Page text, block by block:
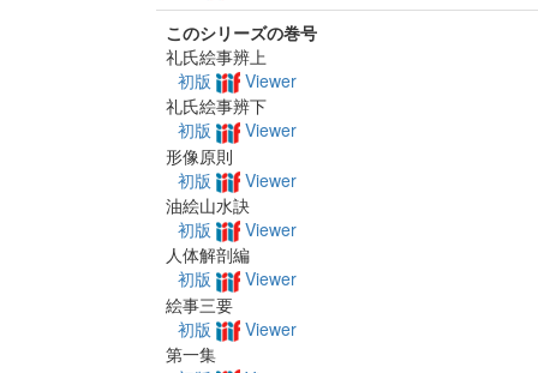
このシリーズの巻号
礼氏絵事辨上
初版
Viewer
礼氏絵事辨下
初版
Viewer
形像原則
初版
Viewer
油絵山水訣
初版
Viewer
人体解剖編
初版
Viewer
絵事三要
初版
Viewer
第一集